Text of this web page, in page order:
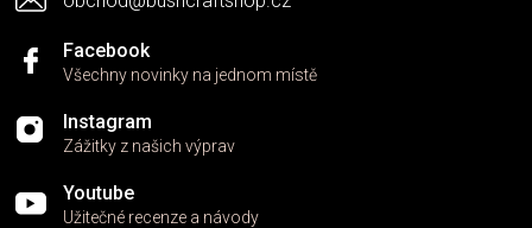
Facebook
Všechny novinky na jednom místě
Instagram
Zážitky z našich výprav
Youtube
Užitečné recenze a návody